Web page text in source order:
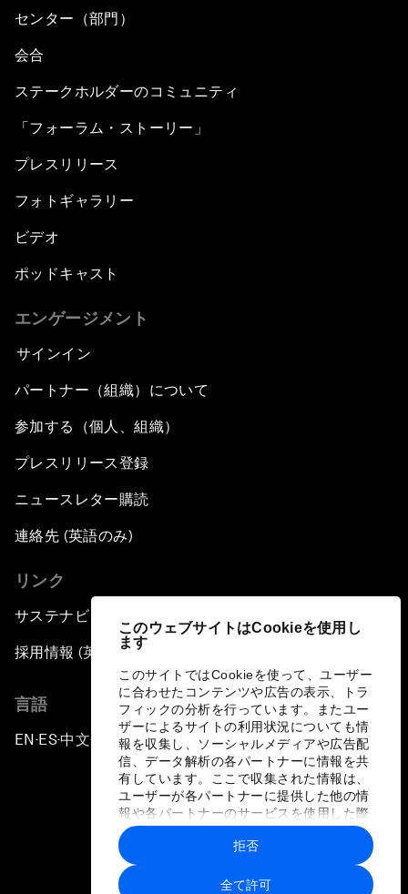
このウェブサイトはCookieを使用し
ます
このサイトではCookieを使って、ユーザー
に合わせたコンテンツや広告の表示、トラ
フィックの分析を行っています。またユー
ザーによるサイトの利用状況についても情
報を収集し、ソーシャルメディアや広告配
信、データ解析の各パートナーに情報を共
有しています。ここで収集された情報は、
ユーザーが各パートナーに提供した他の情
報や各パートナーのサービスを使用した際
に収集された情報と組み合わされ、各パー
トナーによって使用されることがありま
す。
全て許可
拒否
センター（部門）
会合
ステークホルダーのコミュニティ
「フォーラム・ストーリー」
プレスリリース
フォトギャラリー
ビデオ
ポッドキャスト
エンゲージメント
サインイン
パートナー（組織）について
参加する（個人、組織）
プレスリリース登録
ニュースレター購読
連絡先 (英語のみ)
リンク
サステナビリティへの取り組み
採用情報 (英語のみ)
言語
EN ▪ES▪中文▪ 日本語
プライバシーポリシーと利用規約